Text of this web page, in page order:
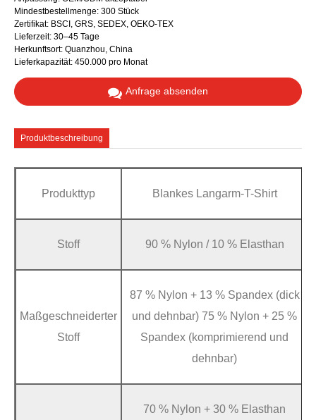
Mindestbestellmenge: 300 Stück
Zertifikat: BSCI, GRS, SEDEX, OEKO-TEX
Lieferzeit: 30–45 Tage
Herkunftsort: Quanzhou, China
Lieferkapazität: 450.000 pro Monat
Anfrage absenden
Produktbeschreibung
Produkttyp Blankes Langarm-T-Shirt
Stoff 90 % Nylon / 10 % Elasthan
Maßgeschneiderter
Stoff
87 % Nylon + 13 % Spandex (dick
und dehnbar) 75 % Nylon + 25 %
Spandex (komprimierend und
dehnbar)
70 % Nylon + 30 % Elasthan